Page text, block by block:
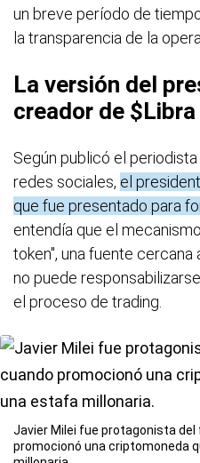
un breve período de
la transparencia de la
La versión del
creador de $Libra
Según publicó el periodista
redes sociales, el
que fue presentado para
entendía que el
token", una fuente
no puede
el proceso de trading.
Javier Milei fue protagonista del
promocionó una criptomoneda